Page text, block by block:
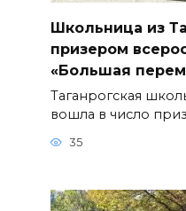
Школьница из
призером
«Большая
Таганрогская
вошла в число
35